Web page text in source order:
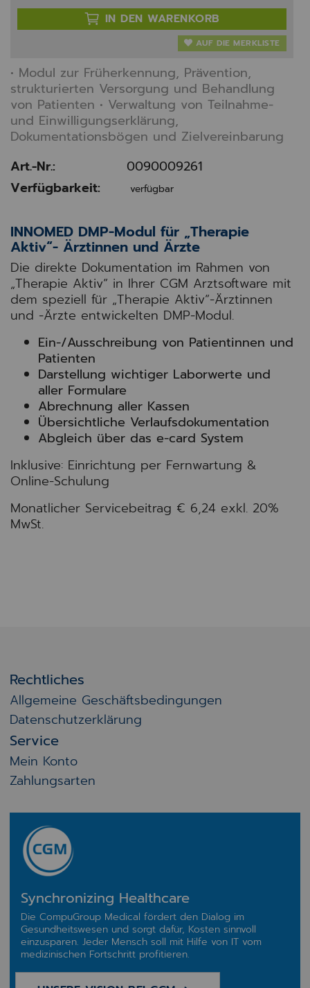
IN DEN WARENKORB
AUF DIE MERKLISTE
• Modul zur Früherkennung, Prävention,
strukturierten Versorgung und Behandlung
von Patienten • Verwaltung von Teilnahme-
und Einwilligungserklärung,
Dokumentationsbögen und Zielvereinbarung
Art.-Nr.:
0090009261
Verfügbarkeit:
verfügbar
INNOMED DMP-Modul für „Therapie
Aktiv“- Ärztinnen und Ärzte
Die direkte Dokumentation im Rahmen von
„Therapie Aktiv“ in Ihrer CGM Arztsoftware mit
dem speziell für „Therapie Aktiv“-Ärztinnen
und -Ärzte entwickelten DMP-Modul.
Ein-/Ausschreibung von Patientinnen und
Patienten
Darstellung wichtiger Laborwerte und
aller Formulare
Abrechnung aller Kassen
Übersichtliche Verlaufsdokumentation
Abgleich über das e-card System
Inklusive: Einrichtung per Fernwartung &
Online-Schulung
Monatlicher Servicebeitrag € 6,24 exkl. 20%
MwSt.
Rechtliches
Allgemeine Geschäftsbedingungen
Datenschutzerklärung
Service
Mein Konto
Zahlungsarten
Synchronizing Healthcare
Die CompuGroup Medical fördert den Dialog im
Gesundheitswesen und sorgt dafür, Kosten sinnvoll
einzusparen. Jeder Mensch soll mit Hilfe von IT vom
medizinischen Fortschritt profitieren.